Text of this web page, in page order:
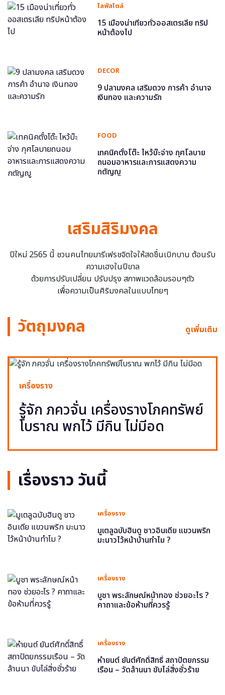
ไลฟ์สไตล์
15 เมืองน่าเที่ยวทั่วออสเตรเลีย ทริป
หน้าต้องไป
DECOR
9 ปลามงคล เสริมดวง การค้า อำนาจ
เงินทอง และความรัก
FOOD
เทคนิคตั้งโต๊ะ ไหว้บ๊ะจ่าง กุศโลบาย
ถนอมอาหารและการแสดงความ
กตัญญู
เสริมสิริมงคล
ปีใหม่ 2565 นี้ ชวนคนไทยมารีเฟรชจิตใจให้สดชื่นเบิกบาน ต้อนรับ
ความเฮงในปีขาล
ด้วยการปรับเปลี่ยน ปรับปรุง สภาพแวดล้อมรอบๆตัว
เพื่อความเป็นศิริมงคลในแบบไทยๆ
วัตถุมงคล ดูเพิ่มเติม
เครื่องราง
รู้จัก ภควจั่น เครื่องรางโภคทรัพย์
โบราณ พกไว้ มีกิน ไม่มีอด
เรื่องราว วันนี้
เครื่องราง
มูเตลูฉบับฮินดู ชาวอินเดีย แขวนพริก
มะนาวไว้หน้าบ้านทำไม ?
เครื่องราง
บูชา พระลักษณ์หน้าทอง ช่วยอะไร ?
คาถาและข้อห้ามที่ควรรู้
เครื่องราง
หำยนต์ ยันต์ศักดิ์สิทธิ์ สถาปัตยกรรม
เรือน – วัดล้านนา ขับไล่สิ่งชั่วร้าย